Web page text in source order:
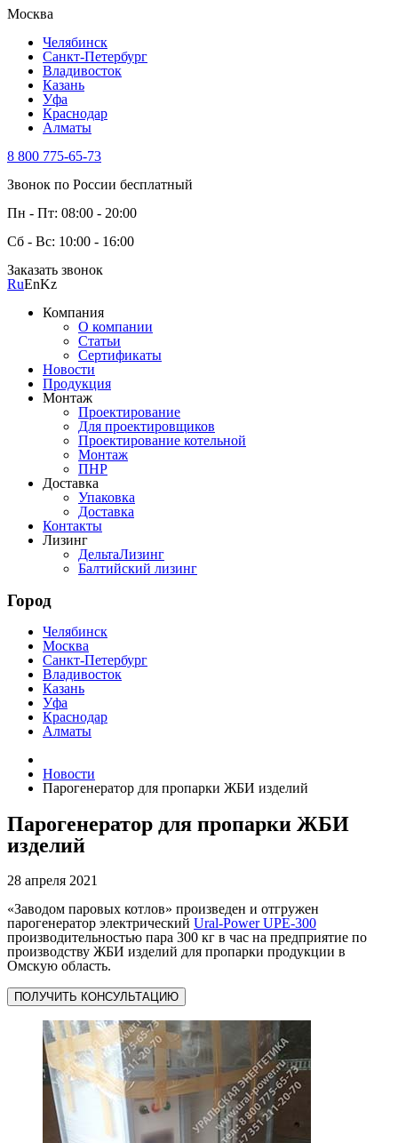
Москва
Челябинск
Санкт-Петербург
Владивосток
Казань
Уфа
Краснодар
Алматы
8 800 775-65-73
Звонок по России бесплатный
Пн - Пт: 08:00 - 20:00
Сб - Вс: 10:00 - 16:00
Заказать звонок
RuEnKz
Компания
О компании
Статьи
Сертификаты
Новости
Продукция
Монтаж
Проектирование
Для проектировщиков
Проектирование котельной
Монтаж
ПНР
Доставка
Упаковка
Доставка
Контакты
Лизинг
ДельтаЛизинг
Балтийский лизинг
Город
Челябинск
Москва
Санкт-Петербург
Владивосток
Казань
Уфа
Краснодар
Алматы
Новости
Парогенератор для пропарки ЖБИ изделий
Парогенератор для пропарки ЖБИ
изделий
28 апреля 2021
«Заводом паровых котлов» произведен и отгружен
парогенератор электрический Ural-Power UPE-300
производительностью пара 300 кг в час на предприятие по
производству ЖБИ изделий для пропарки продукции в
Омскую область.
ПОЛУЧИТЬ КОНСУЛЬТАЦИЮ